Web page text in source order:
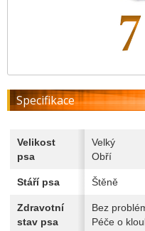
Specifikace
Velikost
psa
Velký
Obří
Stáří psa Štěně
Zdravotní
stav psa
Bez
Péče o